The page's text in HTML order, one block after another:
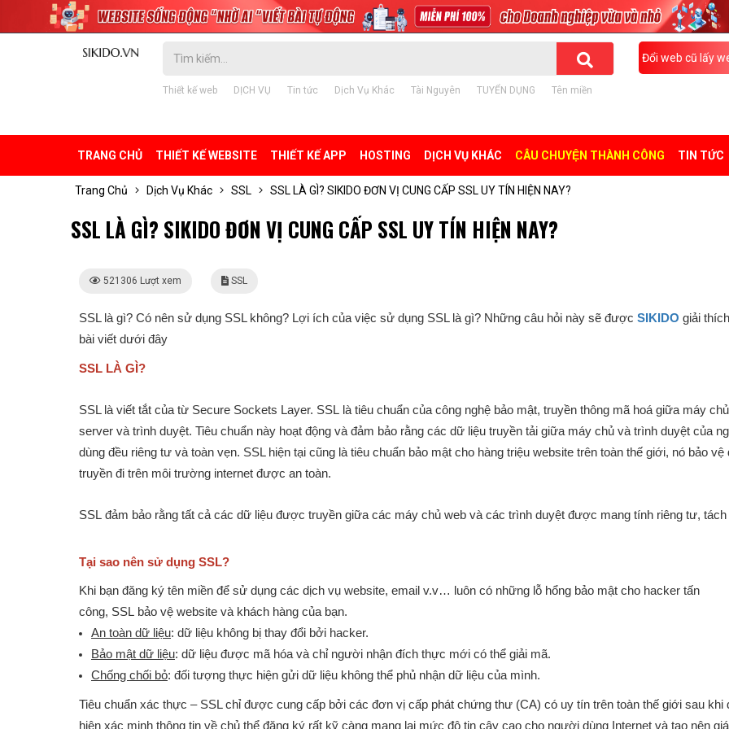
Thiết kế web DỊCH VỤ Tin tức Dịch Vụ Khác Tài Nguyên TUYỂN DỤNG Tên miền
Đổi web cũ lấy
TRANG CHỦ THIẾT KẾ WEBSITE THIẾT KẾ APP HOSTING DỊCH VỤ KHÁC CÂU CHUYỆN THÀNH CÔNG TIN TỨC
Trang Chủ Dịch Vụ Khác SSL SSL LÀ GÌ? SIKIDO ĐƠN VỊ CUNG CẤP SSL UY TÍN HIỆN NAY?
SSL LÀ GÌ? SIKIDO ĐƠN VỊ CUNG CẤP SSL UY TÍN HIỆN NAY?
521306 Lượt xem SSL
SSL là gì? Có nên sử dụng SSL không? Lợi ích của việc sử dụng SSL là gì? Những câu hỏi này sẽ được SIKIDO giải
bài viết dưới đây
SSL LÀ GÌ?
SSL là viết tắt của từ Secure Sockets Layer. SSL là tiêu chuẩn của công nghệ bảo mật, truyền thông mã hoá giữa máy
server và trình duyệt. Tiêu chuẩn này hoạt động và đảm bảo rằng các dữ liệu truyền tải giữa máy chủ và trình duyệt của
dùng đều riêng tư và toàn vẹn. SSL hiện tại cũng là tiêu chuẩn bảo mật cho hàng triệu website trên toàn thế giới, nó bảo vệ
truyền đi trên môi trường internet được an toàn.
SSL đảm bảo rằng tất cả các dữ liệu được truyền giữa các máy chủ web và các trình duyệt được mang tính riêng tư,
Tại sao nên sử dụng SSL?
Khi bạn đăng ký tên miền để sử dụng các dịch vụ website, email v.v… luôn có những lỗ hổng bảo mật cho hacker tấn
công, SSL bảo vệ website và khách hàng của bạn.
An toàn dữ liệu: dữ liệu không bị thay đổi bởi hacker.
Bảo mật dữ liệu: dữ liệu được mã hóa và chỉ người nhận đích thực mới có thể giải mã.
Chống chối bỏ: đối tượng thực hiện gửi dữ liệu không thể phủ nhận dữ liệu của mình.
Tiêu chuẩn xác thực – SSL chỉ được cung cấp bởi các đơn vị cấp phát chứng thư (CA) có uy tín trên toàn thế giới sau khi
hiện xác minh thông tin về chủ thể đăng ký rất kỹ càng mang lại mức độ tin cậy cao cho người dùng Internet và tạo nên
Bận “Bù Đầu” Với Con Cái Và Công Việc
Nhưng vẫn bán hàng online hiệu quả
2 Tháng 27 Ngày Vượt Qua “Ám Ảnh”
Từ Ý định dừng hoạt động thành Mở
Hành trình “Lột Xác” kinh
truyền thống sang online của